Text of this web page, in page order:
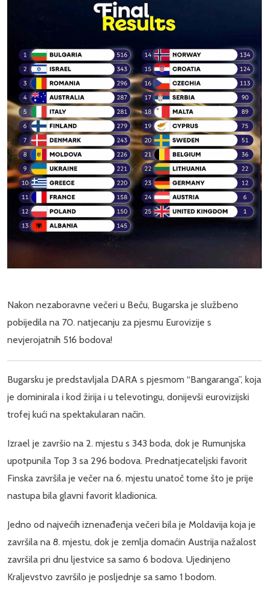
Nakon nezaboravne večeri u Beču, Bugarska je službeno
pobijedila na 70. natjecanju za pjesmu Eurovizije s
nevjerojatnih 516 bodova!
Bugarsku je predstavljala DARA s pjesmom “Bangaranga”, koja
je dominirala i kod žirija i u televotingu, donijevši eurovizijski
trofej kući na spektakularan način.
Izrael je završio na 2. mjestu s 343 boda, dok je Rumunjska
upotpunila Top 3 sa 296 bodova. Prednatjecateljski favorit
Finska završila je večer na 6. mjestu unatoč tome što je prije
nastupa bila glavni favorit kladionica.
Jedno od najvećih iznenađenja večeri bila je Moldavija koja je
završila na 8. mjestu, dok je zemlja domaćin Austrija nažalost
završila pri dnu ljestvice sa samo 6 bodova. Ujedinjeno
Kraljevstvo završilo je posljednje sa samo 1 bodom.